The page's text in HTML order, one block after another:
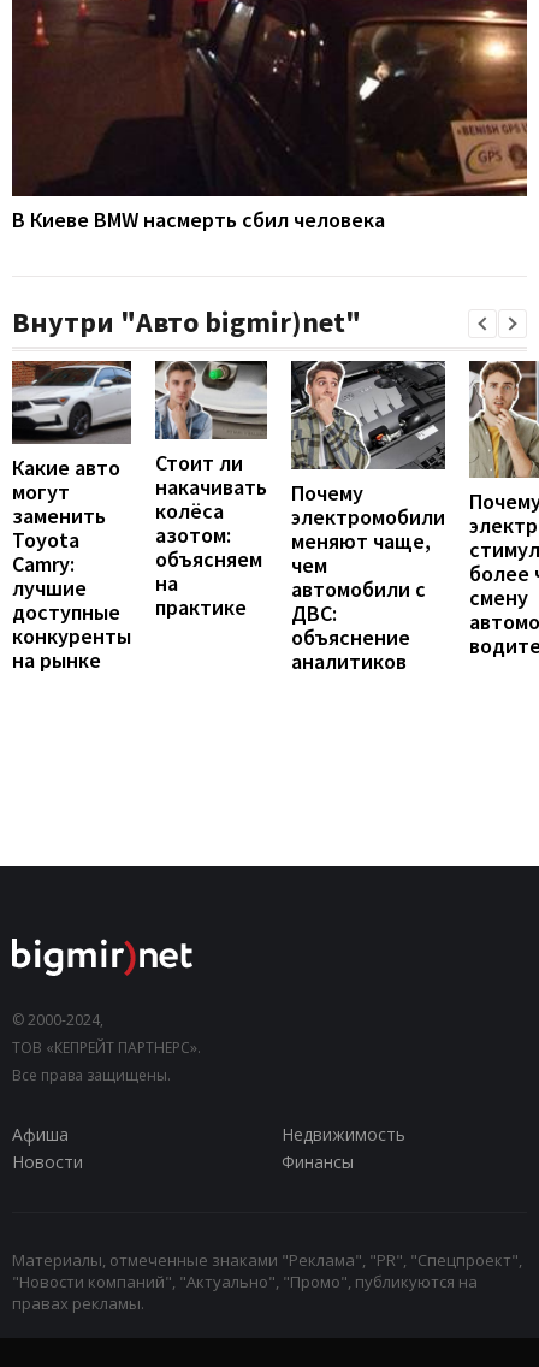
В Киеве BMW насмерть сбил человека
Внутри "Авто bigmir)net"
Какие авто
могут
заменить
Toyota
Camry:
лучшие
доступные
конкуренты
на рынке
Стоит ли
накачивать
колёса
азотом:
объясняем
на
практике
Почему
электромобили
меняют чаще,
чем
автомобили с
ДВС:
объяснение
аналитиков
более
смену
© 2000-2024,
ТОВ «КЕПРЕЙТ ПАРТНЕРС».
Все права защищены.
Афиша
Недвижимость
Новости
Финансы
Материалы, отмеченные знаками "Реклама", "PR", "Спецпроект",
"Новости компаний", "Актуально", "Промо", публикуются на
правах рекламы.